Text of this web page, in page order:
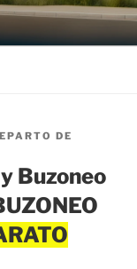
DE
Buzoneo